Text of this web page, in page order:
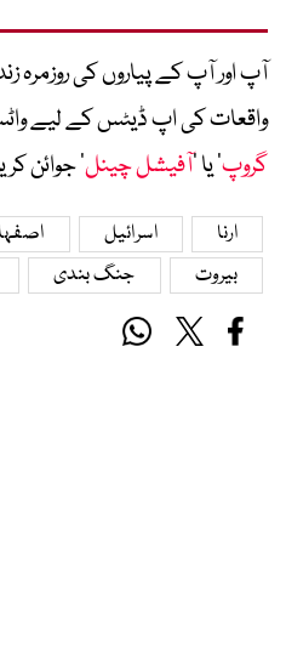
آپ اور آپ کے پیاروں کی روزمرہ
واقعات کی اپ ڈیٹس کے لیے
گروپ‘ یا ’آفیشل چینل‘ جوائن
ارنا اسرائیل
بیروت
جنگ بندی